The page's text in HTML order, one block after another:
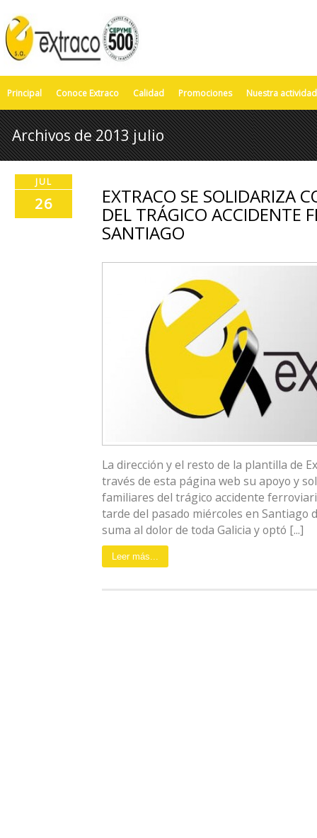
Principal Conoce Extraco Calidad Promociones Nuestra actividad
Archivos de 2013 julio
JUL
26 EXTRACO SE SOLIDARIZA
DEL TRÁGICO ACCIDENTE
SANTIAGO
La dirección y el resto de la plantilla de
través de esta página web su apoyo y
familiares del trágico accidente
tarde del pasado miércoles en Santiago
suma al dolor de toda Galicia y optó [...]
Leer más...